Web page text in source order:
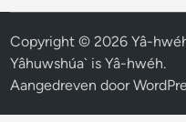
Copyright © 2026Yâ-
Yâhuwshúa` is Yâ-hwéh.
Aangedreven door